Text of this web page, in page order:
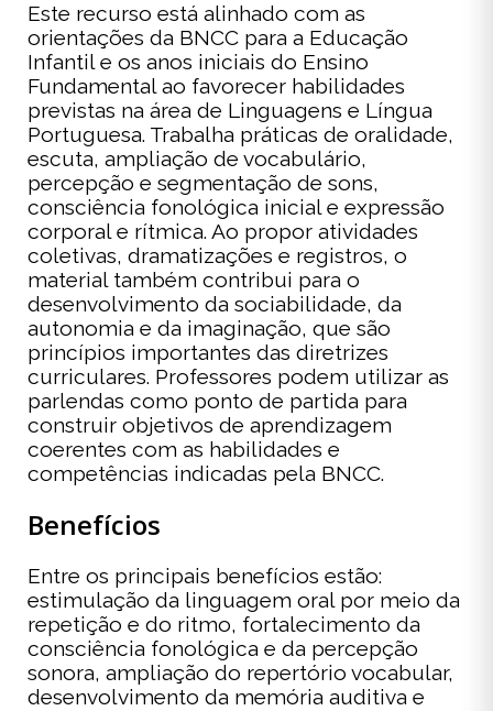
Este recurso está alinhado com as
orientações da BNCC para a Educação
Infantil e os anos iniciais do Ensino
Fundamental ao favorecer habilidades
previstas na área de Linguagens e Língua
Portuguesa. Trabalha práticas de oralidade,
escuta, ampliação de vocabulário,
percepção e segmentação de sons,
consciência fonológica inicial e expressão
corporal e rítmica. Ao propor atividades
coletivas, dramatizações e registros, o
material também contribui para o
desenvolvimento da sociabilidade, da
autonomia e da imaginação, que são
princípios importantes das diretrizes
curriculares. Professores podem utilizar as
parlendas como ponto de partida para
construir objetivos de aprendizagem
coerentes com as habilidades e
competências indicadas pela BNCC.
Benefícios
Entre os principais benefícios estão:
estimulação da linguagem oral por meio da
repetição e do ritmo, fortalecimento da
consciência fonológica e da percepção
sonora, ampliação do repertório vocabular,
desenvolvimento da memória auditiva e